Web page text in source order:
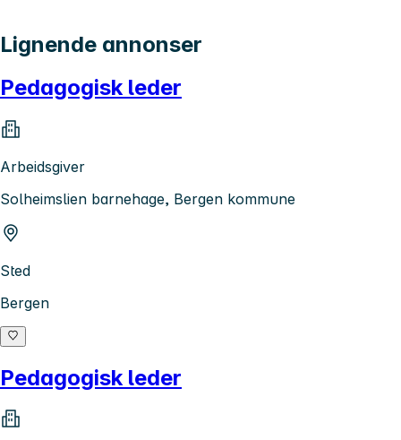
Lignende annonser
Pedagogisk leder
Arbeidsgiver
Solheimslien barnehage, Bergen kommune
Sted
Bergen
Pedagogisk leder